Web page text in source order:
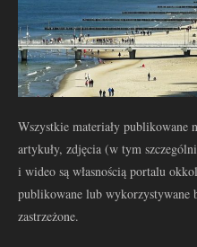
Wszystkie materiały
artykuły, zdjęcia (w tym
i wideo są własnością portalu
publikowane lub wykorzystywane
zastrzeżone.